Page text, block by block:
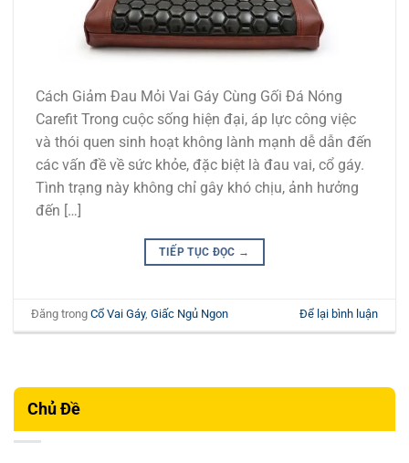
Cách Giảm Đau Mỏi Vai Gáy Cùng Gối Đá Nóng
Carefit Trong cuộc sống hiện đại, áp lực công việc
và thói quen sinh hoạt không lành mạnh dễ dẫn đến
các vấn đề về sức khỏe, đặc biệt là đau vai, cổ gáy.
Tình trạng này không chỉ gây khó chịu, ảnh hưởng
đến […]
TIẾP TỤC ĐỌC →
Đăng trongCổ Vai Gáy,Giấc Ngủ Ngon Để lại bình luận
Chủ Đề